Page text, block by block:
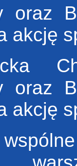
oraz
akcję
oraz
akcję